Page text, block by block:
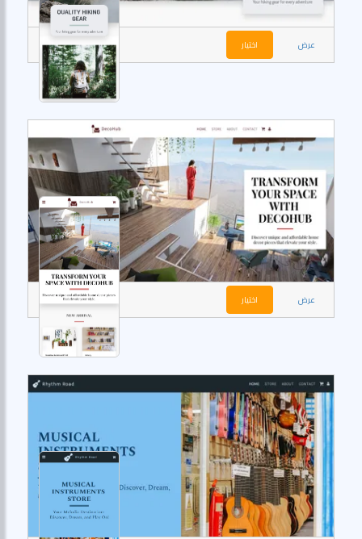
عرض اختيار
عرض اختيار